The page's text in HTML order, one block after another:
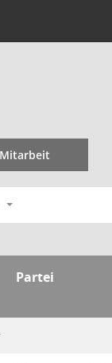
Mitarbeit
Partei